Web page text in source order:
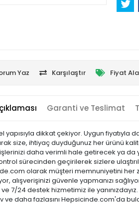
Yaz Karşılaştır Fiyat
Garanti ve Teslimat
yapısıyla dikkat çekiyor. Uygun
size, ihtiyaç duyduğunuz her ürünü
daha verimli hale getirecek ya
sürecinden geçirilerek sizlere
olarak müşteri memnuniyetini
alışverişinizi güvenle yapmanızı
7/24 destek hizmetimiz ile
daha fazlasını Hepsicinde.com'da